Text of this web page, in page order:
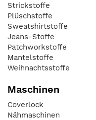
Strickstoffe
Plüschstoffe
Sweatshirtstoffe
Jeans-Stoffe
Patchworkstoffe
Mantelstoffe
Weihnachtsstoffe
Maschinen
Coverlock
Nähmaschinen